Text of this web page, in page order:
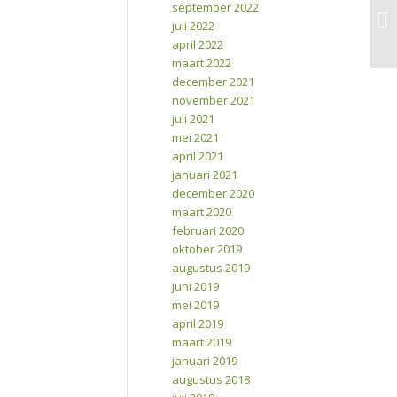
september 2022
juli 2022
april 2022
maart 2022
december 2021
november 2021
juli 2021
mei 2021
april 2021
januari 2021
december 2020
maart 2020
februari 2020
oktober 2019
augustus 2019
juni 2019
mei 2019
april 2019
maart 2019
januari 2019
augustus 2018